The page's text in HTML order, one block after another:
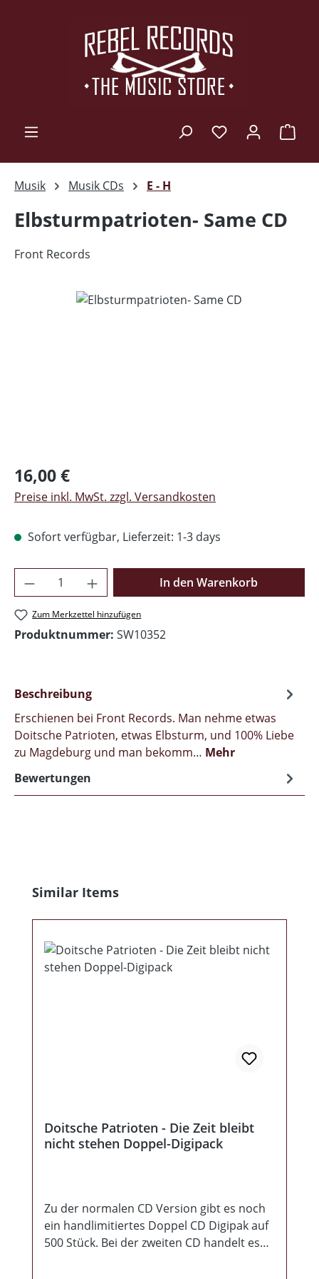
Musik Musik CDs E - H
Elbsturmpatrioten- Same CD
Front Records
Regulärer Preis:
16,00 €
Preise inkl. MwSt. zzgl. Versandkosten
Sofort verfügbar, Lieferzeit: 1-3 days
Produkt Anzahl: Gib den gewünschten
In den Warenkorb
Zum Merkzettel hinzufügen
Produktnummer: SW10352
Beschreibung
Erschienen bei Front Records. Man nehme etwas
Doitsche Patrioten, etwas Elbsturm, und 100% Liebe
zu Magdeburg und man bekomm… Mehr
Bewertungen
Produktgalerie überspringen
Similar Items
Doitsche Patrioten - Die Zeit bleibt
nicht stehen Doppel-Digipack
Zu der normalen CD Version gibt es noch
ein handlimitiertes Doppel CD Digipak auf
500 Stück. Bei der zweiten CD handelt es